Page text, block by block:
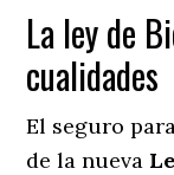
La ley de
cualidades
El seguro
de la nueva